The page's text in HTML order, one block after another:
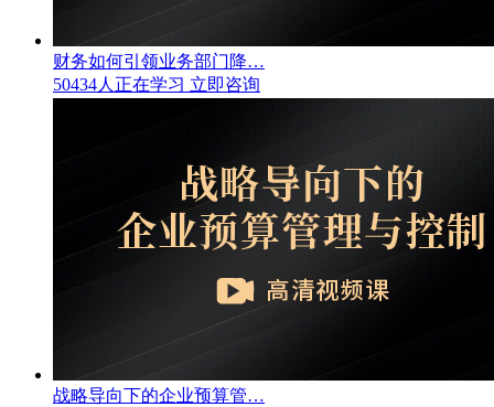
财务如何引领业务部门降…
50434人正在学习 立即咨询
战略导向下的企业预算管…